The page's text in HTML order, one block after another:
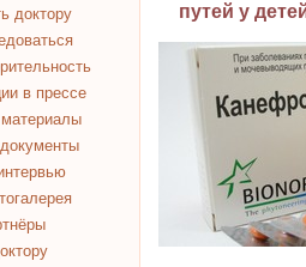
доктору
в прессе
путей у